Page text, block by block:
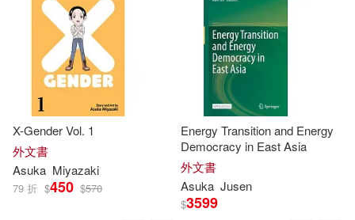
X-Gender Vol. 1
外文書
Asuka Miyazaki
79 折 $450 $570
Energy Transition and Energy
Democracy in East Asia
外文書
Asuka Jusen
$3599